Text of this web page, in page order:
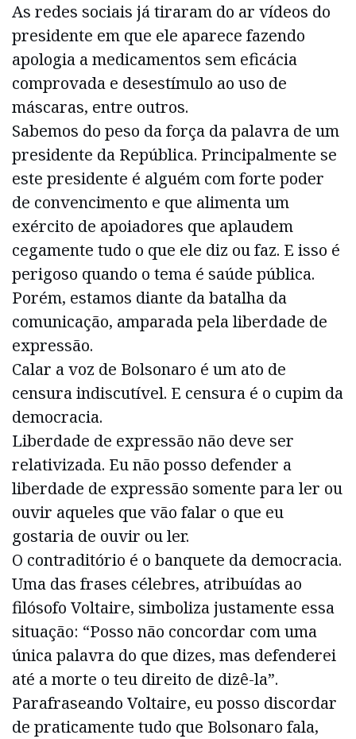
As redes sociais já tiraram do ar vídeos do
presidente em que ele aparece fazendo
apologia a medicamentos sem eficácia
comprovada e desestímulo ao uso de
máscaras, entre outros.
Sabemos do peso da força da palavra de um
presidente da República. Principalmente se
este presidente é alguém com forte poder
de convencimento e que alimenta um
exército de apoiadores que aplaudem
cegamente tudo o que ele diz ou faz. E isso é
perigoso quando o tema é saúde pública.
Porém, estamos diante da batalha da
comunicação, amparada pela liberdade de
expressão.
Calar a voz de Bolsonaro é um ato de
censura indiscutível. E censura é o cupim da
democracia.
Liberdade de expressão não deve ser
relativizada. Eu não posso defender a
liberdade de expressão somente para ler ou
ouvir aqueles que vão falar o que eu
gostaria de ouvir ou ler.
O contraditório é o banquete da democracia.
Uma das frases célebres, atribuídas ao
filósofo Voltaire, simboliza justamente essa
situação: “Posso não concordar com uma
única palavra do que dizes, mas defenderei
até a morte o teu direito de dizê-la”.
Parafraseando Voltaire, eu posso discordar
de praticamente tudo que Bolsonaro fala,